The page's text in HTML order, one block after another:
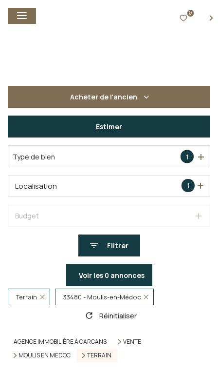
0
Acheter de l'ancien
Estimer
Type de bien 1
1
Localisation
Budget
Filtrer
Voir les 0 annonces
Terrain 33480 - Moulis-en-Médoc
Réinitialiser
AGENCE IMMOBILIÈRE À CARCANS
VENTE
MOULIS EN MEDOC
TERRAIN